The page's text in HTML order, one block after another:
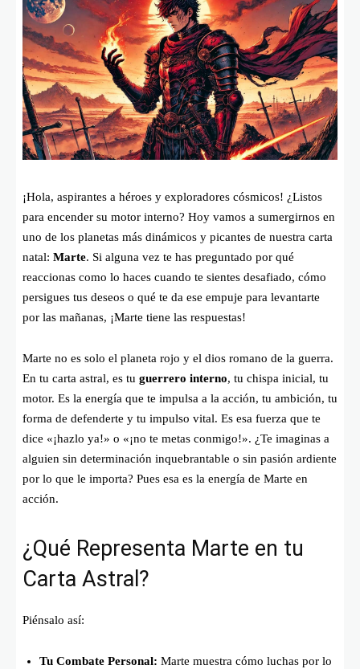
¡Hola, aspirantes a héroes y exploradores cósmicos! ¿Listos
para encender su motor interno? Hoy vamos a sumergirnos en
uno de los planetas más dinámicos y picantes de nuestra carta
natal: Marte. Si alguna vez te has preguntado por qué
reaccionas como lo haces cuando te sientes desafiado, cómo
persigues tus deseos o qué te da ese empuje para levantarte
por las mañanas, ¡Marte tiene las respuestas!
Marte no es solo el planeta rojo y el dios romano de la guerra.
En tu carta astral, es tu guerrero interno, tu chispa inicial, tu
motor. Es la energía que te impulsa a la acción, tu ambición, tu
forma de defenderte y tu impulso vital. Es esa fuerza que te
dice «¡hazlo ya!» o «¡no te metas conmigo!». ¿Te imaginas a
alguien sin determinación inquebrantable o sin pasión ardiente
por lo que le importa? Pues esa es la energía de Marte en
acción.
¿Qué Representa Marte en tu
Carta Astral?
Piénsalo así:
Tu Combate Personal: Marte muestra cómo luchas por lo